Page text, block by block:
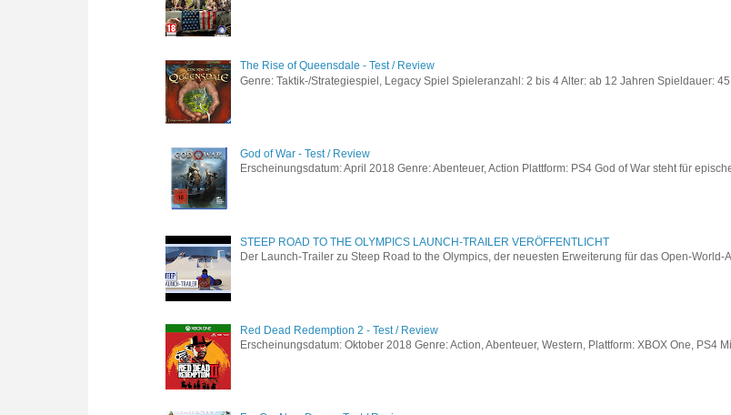
The Rise of Queensdale - Test / Review
Genre: Taktik-/Strategiespiel, Legacy Spiel Spieleranzahl: 2 bis 4 Alter: ab 12 Jahren Spieldauer: 45
God of War - Test / Review
Erscheinungsdatum: April 2018 Genre: Abenteuer, Action Plattform: PS4 God of War steht für
STEEP ROAD TO THE OLYMPICS LAUNCH-TRAILER VERÖFFENTLICHT
Der Launch-Trailer zu Steep Road to the Olympics, der neuesten Erweiterung für das Open-
Red Dead Redemption 2 - Test / Review
Erscheinungsdatum: Oktober 2018 Genre: Action, Abenteuer, Western, Plattform: XBOX One, PS4